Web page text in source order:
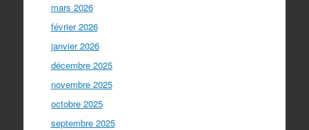
mars 2026
février 2026
janvier 2026
décembre 2025
novembre 2025
octobre 2025
septembre 2025